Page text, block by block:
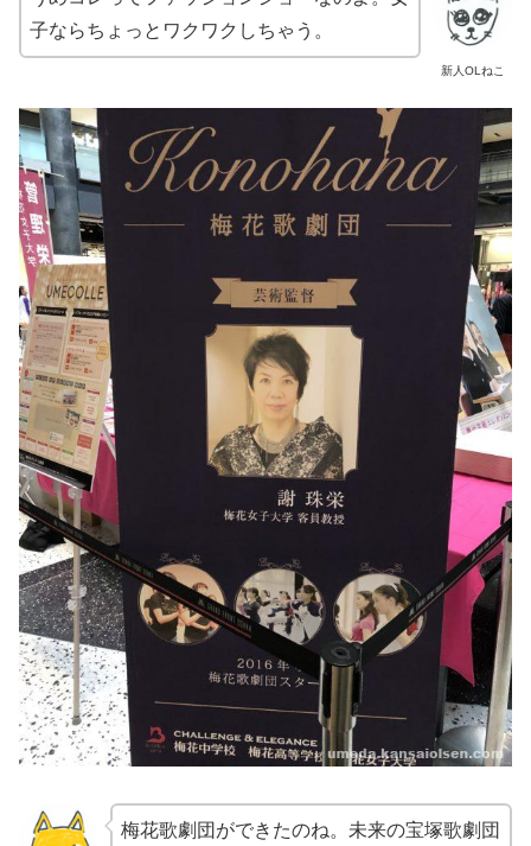
新人OLねこ
子ならちょっとワクワクしちゃう。
梅花歌劇団ができたのね。未来の宝塚歌劇団